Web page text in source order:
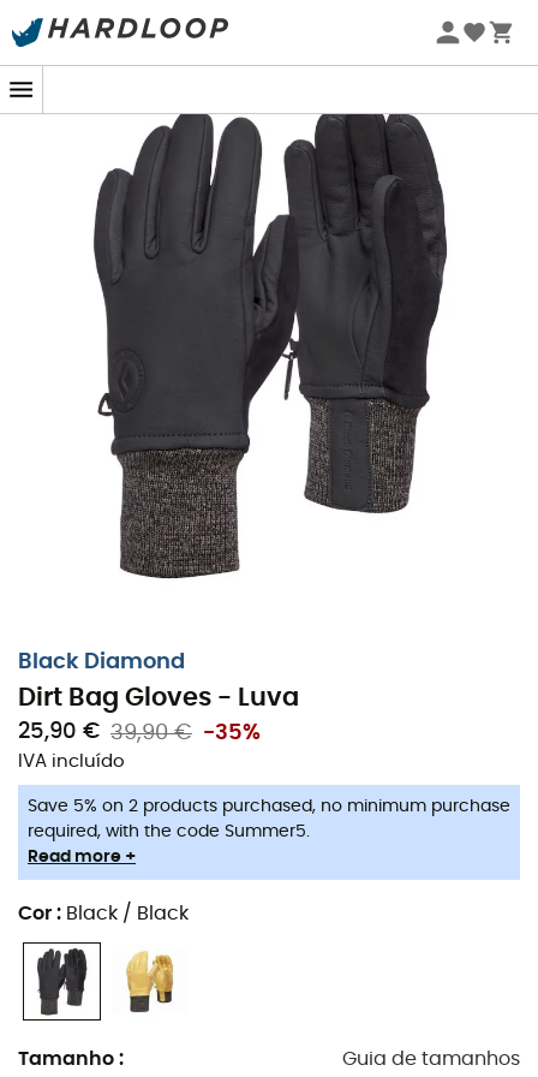
Promoções de verão 🔥 -5% EXTRA a partir de 2 produtos*
Black Diamond
Dirt Bag Gloves - Luva
25,90 € 39,90 € -35%
IVA incluído
Save 5% on 2 products purchased, no minimum purchase
required, with the code Summer5.
Read more +
Cor : Black / Black
Tamanho : Guia de tamanhos
AsDirt Bag Glovessãoluvasconcebidas pela marca
Black Diamond , ideais para trabalhadores sazonais,
funcionários de teleféricos, enfim, todos aqueles que
usam esquis durante longos dias. Com uma membrana
externa em
couro de cabra
estação de esqui . Seu acabamentoDWRe design